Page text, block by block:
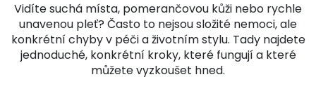
Vidíte suchá místa, pomerančovou kůži nebo rychle
unavenou pleť? Často to nejsou složité nemoci, ale
konkrétní chyby v péči a životním stylu. Tady najdete
jednoduché, konkrétní kroky, které fungují a které
můžete vyzkoušet hned.